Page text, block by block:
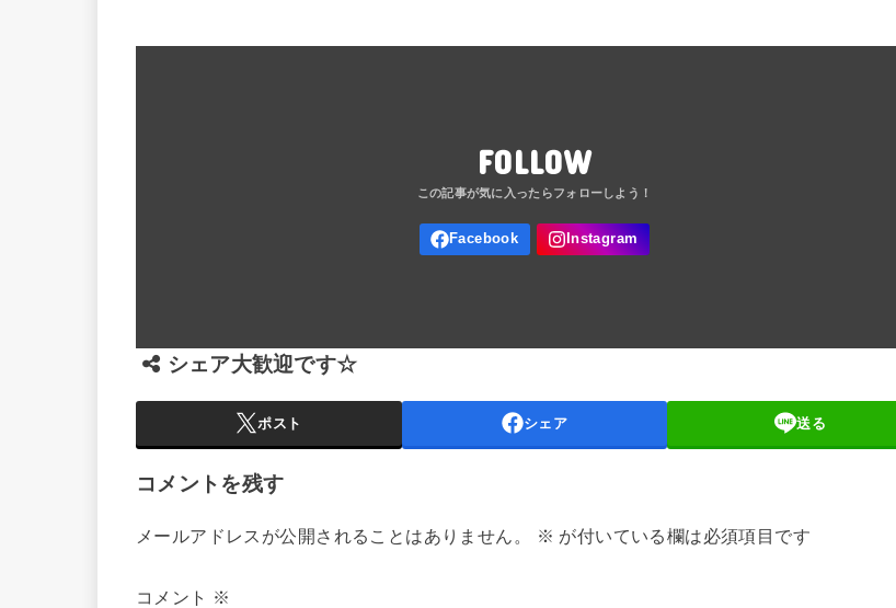
FOLLOW
シェア大歓迎です☆
ポスト シェア 送る
コメントを残す
メールアドレスが公開されることはありません。 ※ が付いている欄は必須項目です
コメント ※